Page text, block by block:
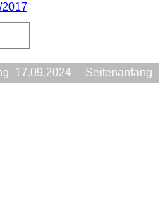
2017
17.09.2024 Seitenanfang